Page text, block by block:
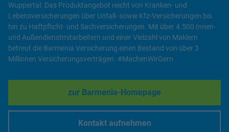
Wuppertal. Das Produktangebot reicht von Kranken- und
Lebensversicherungen über Unfall- sowie Kfz-Versicherungen bis
hin zu Haftpflicht- und Sachversicherungen. Mit über 4.500 Innen-
und Außendienstmitarbeitern und einer Vielzahl von Maklern
betreut die Barmenia Versicherung einen Bestand von über 3
Millionen Versicherungsverträgen. #MachenWirGern
zur Barmenia-Homepage
Link Opens in New Tab
Kontakt aufnehmen